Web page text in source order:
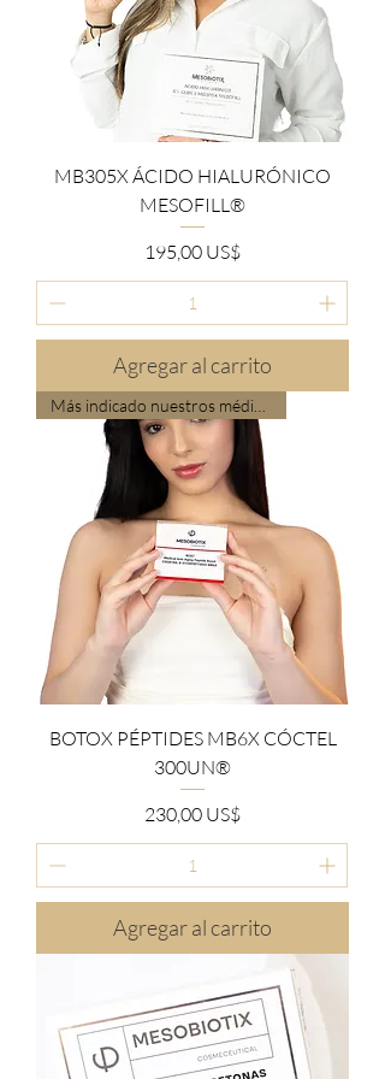
MB305X ÁCIDO HIALURÓNICO
MESOFILL®
Precio
195,00 US$
Agregar al carrito
BOTOX PÉPTIDES MB6X CÓCTEL
300UN®
Precio
230,00 US$
Agregar al carrito